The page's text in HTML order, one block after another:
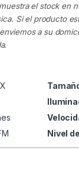
el stock en
Si el producto
a su
Nivel